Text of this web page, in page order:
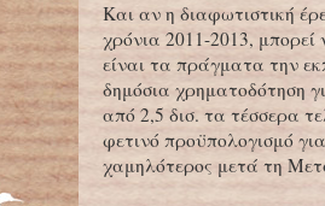
Και αν η διαφωτιστική
χρόνια 2011-2013,
είναι τα πράγματα την
δημόσια χρηματοδότηση
από 2,5 δισ. τα τέσσερα
φετινό προϋπολογισμό
χαμηλότερος μετά τη